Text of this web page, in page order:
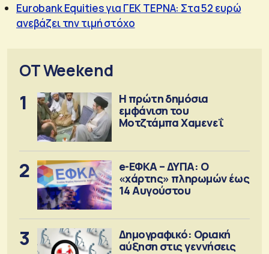
Eurobank Equities για ΓΕΚ ΤΕΡΝΑ: Στα 52 ευρώ
ανεβάζει την τιμή στόχο
OT Weekend
1
Η πρώτη δημόσια
εμφάνιση του
Μοτζτάμπα Χαμενεΐ
2
e-ΕΦΚΑ – ΔΥΠΑ: Ο
«χάρτης» πληρωμών έως
14 Αυγούστου
3
Δημογραφικό: Οριακή
αύξηση στις γεννήσεις